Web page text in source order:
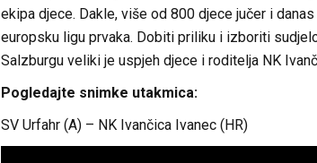
ekipa djece. Dakle, više od 800 djece jučer i
europsku ligu prvaka. Dobiti priliku i izboriti
Salzburgu veliki je uspjeh djece i roditelja NK
Pogledajte snimke utakmica:
SV Urfahr (A) – NK Ivančica Ivanec (HR)